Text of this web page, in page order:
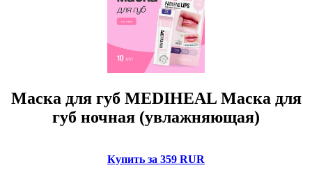
Маска для губ MEDIHEAL Маска для
губ ночная (увлажняющая)
Купить за 359 RUR